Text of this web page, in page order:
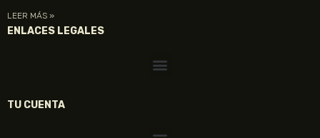
LEER MÁS »
ENLACES LEGALES
TU CUENTA